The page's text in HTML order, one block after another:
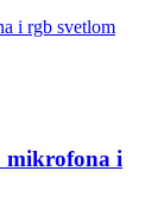
mikrofona i